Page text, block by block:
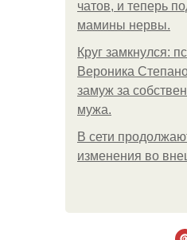
чатов, и теперь
мамины нервы.
Круг замкнулся:
Вероника
замуж за
мужа.
В сети
изменения во